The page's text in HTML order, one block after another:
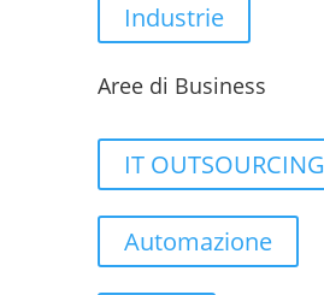
Industrie
Aree di Business
IT OUTSOURCING
Automazione